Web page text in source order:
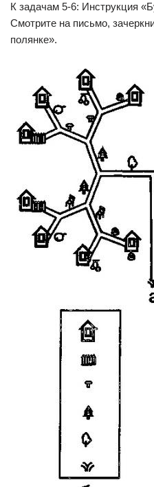
К задачам 5-6: Инструкция
Смотрите на письмо,
полянке».